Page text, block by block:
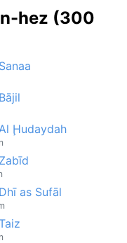
hez (300
Ḩudaydah
as Sufāl